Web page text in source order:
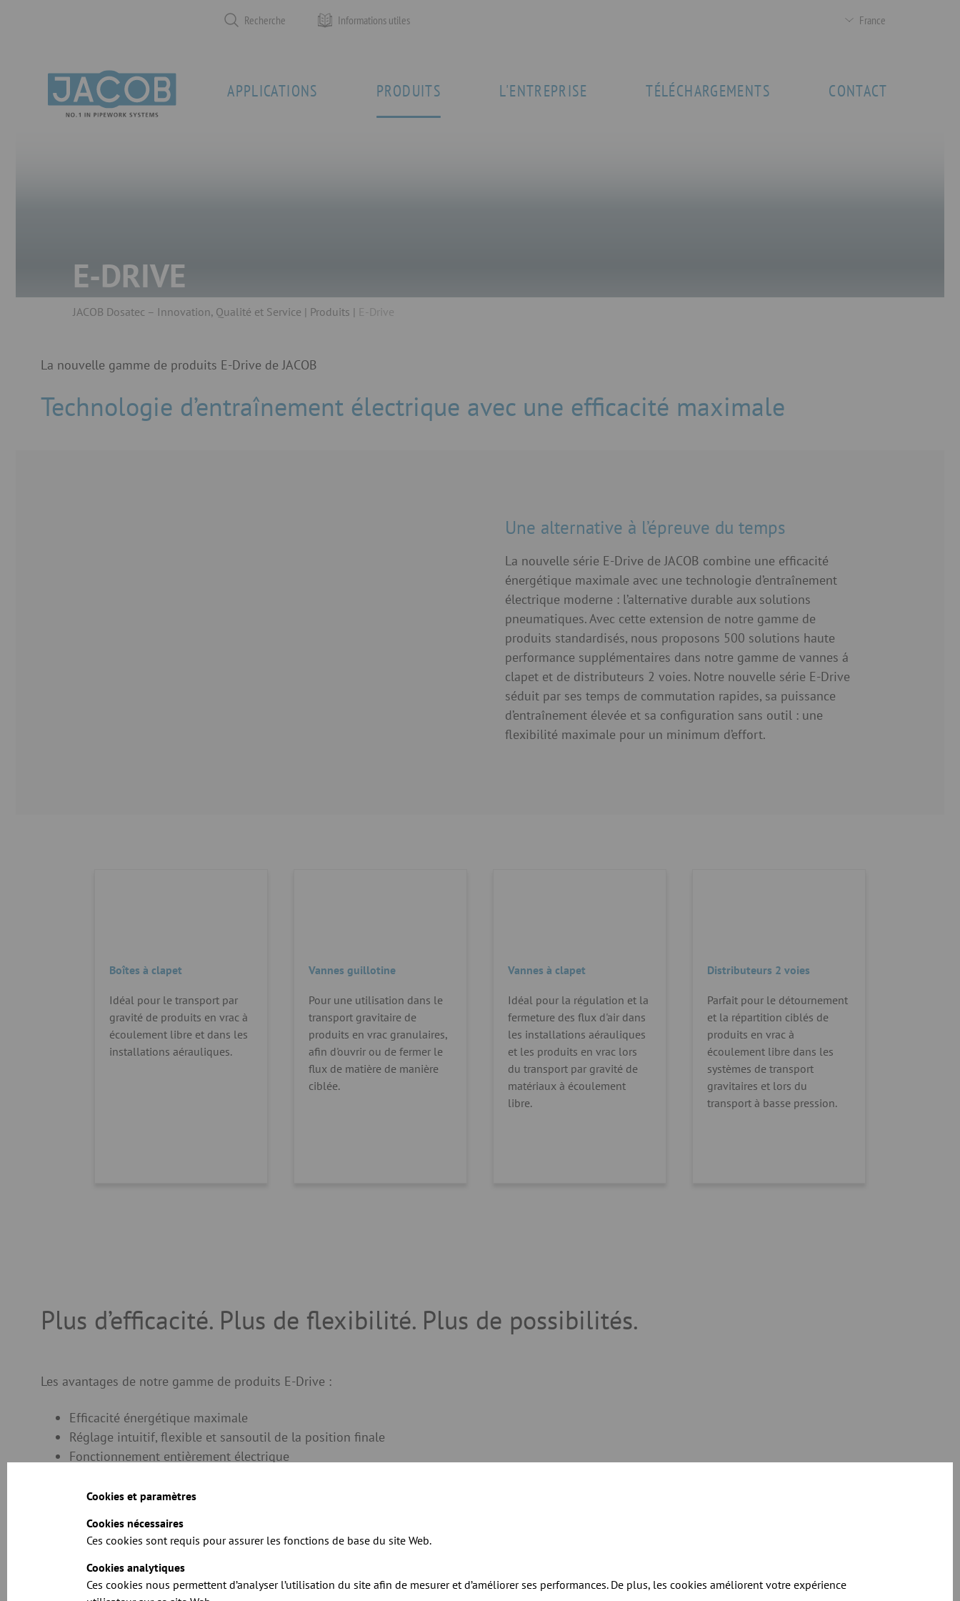
Cookies et paramètres
Cookies nécessaires
Ces cookies sont requis pour assurer les fonctions de base du site Web.
Cookies analytiques
Ces cookies nous permettent d’analyser l’utilisation du site afin de mesurer et d’améliorer ses performances. De plus, les cookies améliorent votre expérience
Recherche Informations utiles France
APPLICATIONS PRODUITS L'ENTREPRISE TÉLÉCHARGEMENTS CONTACT
E-DRIVE
JACOB Dosatec – Innovation, Qualité et Service Produits E-Drive
La nouvelle gamme de produits E-Drive de JACOB
Technologie d’entraînement électrique avec une efficacité maximale
Une alternative à l’épreuve du temps
La nouvelle série E-Drive de JACOB combine une efficacité
énergétique maximale avec une technologie d’entraînement
électrique moderne : l’alternative durable aux solutions
pneumatiques. Avec cette extension de notre gamme de
produits standardisés, nous proposons 500 solutions haute
performance supplémentaires dans notre gamme de vannes á
clapet et de distributeurs 2 voies. Notre nouvelle série E-Drive
séduit par ses temps de commutation rapides, sa puissance
d’entraînement élevée et sa configuration sans outil : une
flexibilité maximale pour un minimum d’effort.
Boîtes à clapet
Idéal pour le transport par
gravité de produits en vrac à
écoulement libre et dans les
installations aérauliques.
Vannes guillotine
Pour une utilisation dans le
transport gravitaire de
produits en vrac granulaires,
afin d'ouvrir ou de fermer le
flux de matière de manière
ciblée.
Vannes à clapet
Idéal pour la régulation et la
fermeture des flux d'air dans
les installations aérauliques
et les produits en vrac lors
du transport par gravité de
matériaux à écoulement
libre.
Distributeurs 2 voies
Parfait pour le détournement
et la répartition ciblés de
produits en vrac à
écoulement libre dans les
systèmes de transport
gravitaires et lors du
transport à basse pression.
Plus d’efficacité. Plus de flexibilité. Plus de possibilités.
Les avantages de notre gamme de produits E-Drive :
Efficacité énergétique maximale
Réglage intuitif, flexible et sansoutil de la position finale
Fonctionnement entièrement électrique
Temps de commutation rapides grâce à une puissance d’entraînement élevée